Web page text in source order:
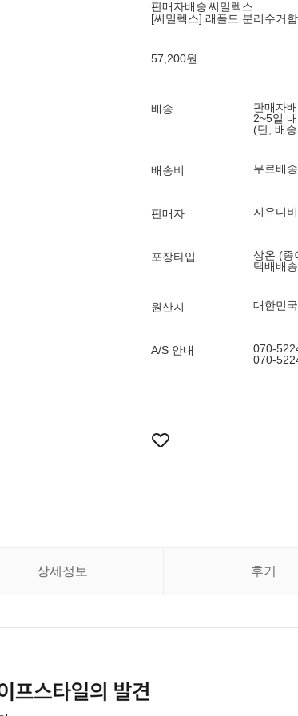
판매자배송씨밀렉스
[씨밀렉스] 래폴드 분리수거함
57,200원
배송
판매자
2~5일
(단, 배
배송비 무료배송
판매자 지유디
포장타입
상온 (종
택배배
원산지 대한민국
A/S 안내
070-
070-
상세정보 후기